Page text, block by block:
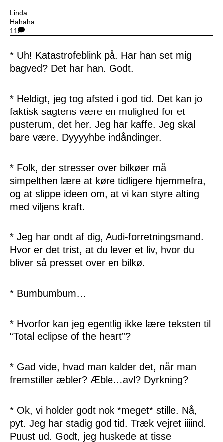
Linda
Hahaha
11
* Uh! Katastrofeblink på. Har han set mig
bagved? Det har han. Godt.
* Heldigt, jeg tog afsted i god tid. Det kan jo
faktisk sagtens være en mulighed for et
pusterum, det her. Jeg har kaffe. Jeg skal
bare være. Dyyyyhbe indåndinger.
* Folk, der stresser over bilkøer må
simpelthen lære at køre tidligere hjemmefra,
og at slippe ideen om, at vi kan styre alting
med viljens kraft.
* Jeg har ondt af dig, Audi-forretningsmand.
Hvor er det trist, at du lever et liv, hvor du
bliver så presset over en bilkø.
* Bumbumbum…
* Hvorfor kan jeg egentlig ikke lære teksten til
“Total eclipse of the heart”?
* Gad vide, hvad man kalder det, når man
fremstiller æbler? Æble…avl? Dyrkning?
* Ok, vi holder godt nok *meget* stille. Nå,
pyt. Jeg har stadig god tid. Træk vejret iiiind.
Puust ud. Godt, jeg huskede at tisse